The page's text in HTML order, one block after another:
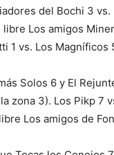
del Bochi 3
Los amigos
1 vs. Los
Solos 6 y El
zona 3). Los Pikp 7
Los amigos de